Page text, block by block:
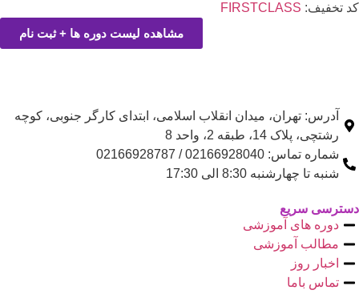
FIRSTCLASS
مشاهده لیست دوره ها + ثبت نام
تهران، میدان انقلاب اسلامی، ابتدای کارگر جنوبی، کوچه
طبقه 2، واحد 8
تماس:02166928040 / 02166928787
8:30 الی 17:30
آموزشی
آموزشی